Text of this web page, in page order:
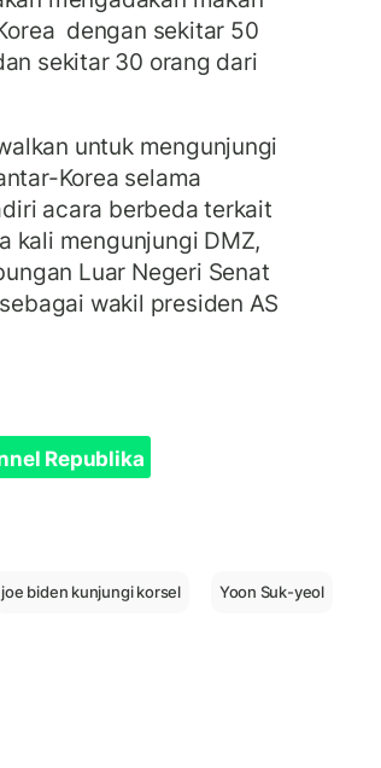
dengan sekitar 50
sekitar 30 orang dari
untuk mengunjungi
Korea selama
acara berbeda terkait
kali mengunjungi DMZ,
Luar Negeri Senat
wakil presiden AS
Republika
joe biden kunjungi korsel Yoon Suk-yeol